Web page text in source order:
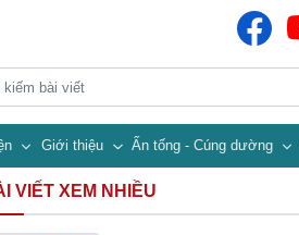
Giới thiệu Ấn tống - Cúng dường
VIẾT XEM NHIỀU